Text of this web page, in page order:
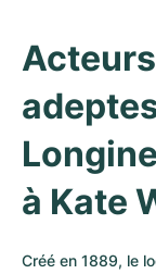
à Kate
Créé en 1889, le